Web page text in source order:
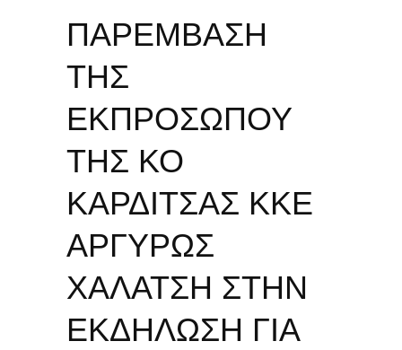
ΠΑΡΕΜΒΑΣΗ
ΤΗΣ
ΕΚΠΡΟΣΩΠΟΥ
ΤΗΣ ΚΟ
ΚΑΡΔΙΤΣΑΣ ΚΚΕ
ΑΡΓΥΡΩΣ
ΧΑΛΑΤΣΗ ΣΤΗΝ
ΕΚΔΗΛΩΣΗ ΓΙΑ